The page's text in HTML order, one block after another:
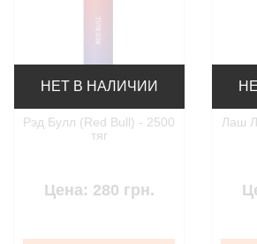
НЕТ В НАЛИЧИИ
Рэд Булл (Red Bull) - 2500
тяг
Цена: 280 грн.
Лаш